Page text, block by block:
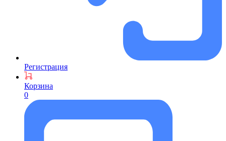
Регистрация
Корзина
0